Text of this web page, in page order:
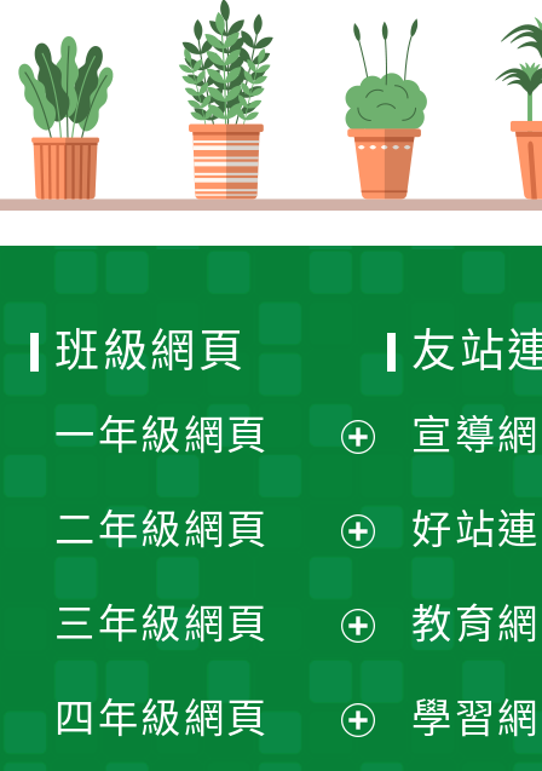
班級網頁
一年級網頁
開
選
單
二年級網頁
開
選
三年級網頁
開
四年級網頁
友站
宣導
好站
教育
學習